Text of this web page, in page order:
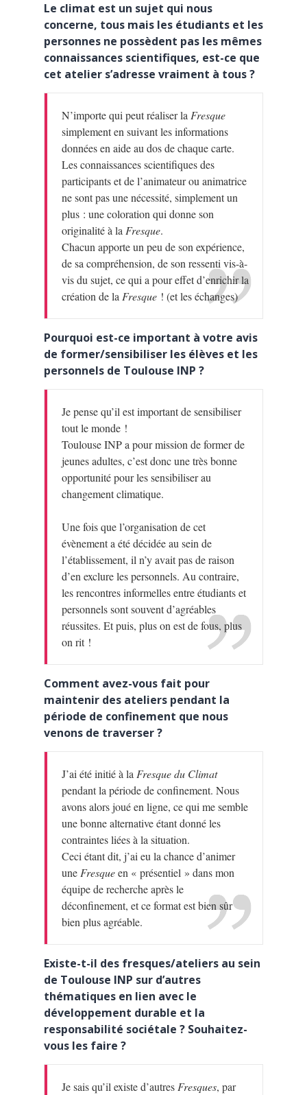
Le climat est un sujet qui nous
concerne, tous mais les étudiants et les
personnes ne possèdent pas les mêmes
connaissances scientifiques, est-ce que
cet atelier s’adresse vraiment à tous ?
N’importe qui peut réaliser la Fresque
simplement en suivant les informations
données en aide au dos de chaque carte.
Les connaissances scientifiques des
participants et de l’animateur ou animatrice
ne sont pas une nécessité, simplement un
plus : une coloration qui donne son
originalité à la Fresque.
Chacun apporte un peu de son expérience,
de sa compréhension, de son ressenti vis-à-
vis du sujet, ce qui a pour effet d’enrichir la
création de la Fresque ! (et les échanges)
Pourquoi est-ce important à votre avis
de former/sensibiliser les élèves et les
personnels de Toulouse INP ?
Je pense qu’il est important de sensibiliser
tout le monde !
Toulouse INP a pour mission de former de
jeunes adultes, c’est donc une très bonne
opportunité pour les sensibiliser au
changement climatique.
Une fois que l’organisation de cet
évènement a été décidée au sein de
l’établissement, il n’y avait pas de raison
d’en exclure les personnels. Au contraire,
les rencontres informelles entre étudiants et
personnels sont souvent d’agréables
réussites. Et puis, plus on est de fous, plus
on rit !
Comment avez-vous fait pour
maintenir des ateliers pendant la
période de confinement que nous
venons de traverser ?
J’ai été initié à la Fresque du Climat
pendant la période de confinement. Nous
avons alors joué en ligne, ce qui me semble
une bonne alternative étant donné les
contraintes liées à la situation.
Ceci étant dit, j’ai eu la chance d’animer
une Fresqueen « présentiel » dans mon
équipe de recherche après le
déconfinement, et ce format est bien sûr
bien plus agréable.
Existe-t-il des fresques/ateliers au sein
de Toulouse INP sur d’autres
thématiques en lien avec le
développement durable et la
responsabilité sociétale ? Souhaitez-
vous les faire ?
Je sais qu’il existe d’autres Fresques, par